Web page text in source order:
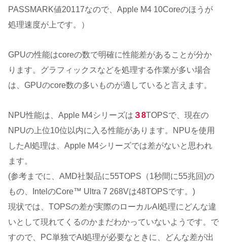
PASSMARK値20117なので、Apple M4 10Coreのほうが
処理速度が上です。）
GPUの性能はcoreの数で明確に性能差があることが分か
ります。グラフィックスなどを処理する作業が多い場合
は、GPUのcore数の多いものが適していると言えます。
NPU性能は、Apple M4シリーズは ３8TOPSで、現在の
NPUの上位10位以内に入る性能があります。NPUを使用
したAI処理は、Apple M4シリーズでは差がないと思われ
ます。
(参考までに、AMD社製品に55TOPS（1秒間に55兆回)の
もの、IntelのCore™ Ultra 7 268Vは48TOPSです。)
現状では、TOPSの差が実際のローカルAI処理にどんな違
いとして現れてくるのかまだわかっていないようです。で
すので、PC単独でAI処理が必要なときに、どんな差が出